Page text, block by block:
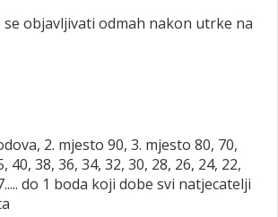
se objavljivati odmah nakon utrke na
2. mjesto 90, 3. mjesto 80, 70,
40, 38, 36, 34, 32, 30, 28, 26, 24, 22,
do 1 boda koji dobe svi natjecatelji